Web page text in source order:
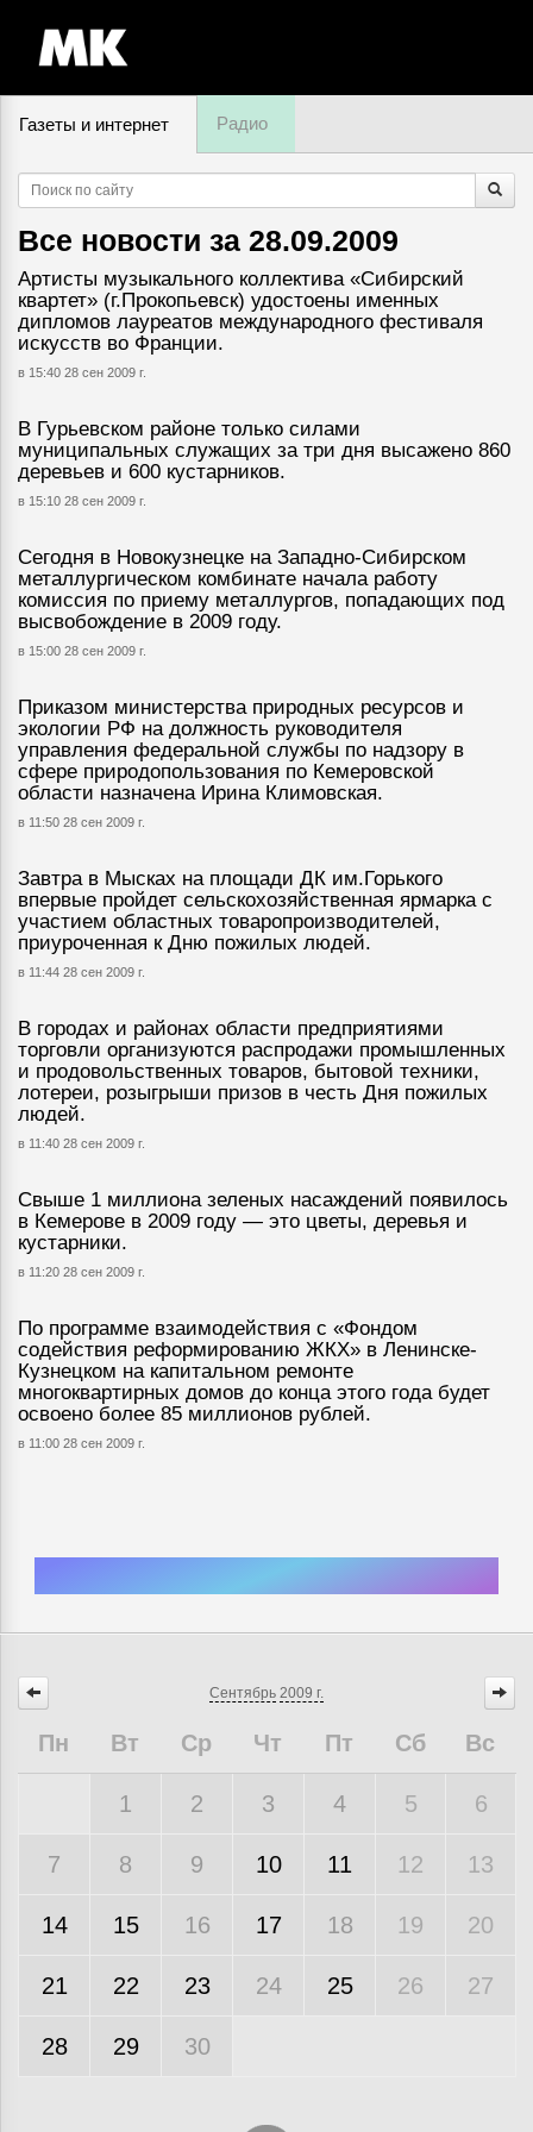
Газеты и интернет Радио
Все новости за 28.09.2009
Артисты музыкального коллектива «Сибирский
квартет» (г.Прокопьевск) удостоены именных
дипломов лауреатов международного фестиваля
искусств во Франции.
в 15:40 28 сен 2009 г.
В Гурьевском районе только силами
муниципальных служащих за три дня высажено 860
деревьев и 600 кустарников.
в 15:10 28 сен 2009 г.
Сегодня в Новокузнецке на Западно-Сибирском
металлургическом комбинате начала работу
комиссия по приему металлургов, попадающих под
высвобождение в 2009 году.
в 15:00 28 сен 2009 г.
Приказом министерства природных ресурсов и
экологии РФ на должность руководителя
управления федеральной службы по надзору в
сфере природопользования по Кемеровской
области назначена Ирина Климовская.
в 11:50 28 сен 2009 г.
Завтра в Мысках на площади ДК им.Горького
впервые пройдет сельскохозяйственная ярмарка с
участием областных товаропроизводителей,
приуроченная к Дню пожилых людей.
в 11:44 28 сен 2009 г.
В городах и районах области предприятиями
торговли организуются распродажи промышленных
и продовольственных товаров, бытовой техники,
лотереи, розыгрыши призов в честь Дня пожилых
людей.
в 11:40 28 сен 2009 г.
Свыше 1 миллиона зеленых насаждений появилось
в Кемерове в 2009 году — это цветы, деревья и
кустарники.
в 11:20 28 сен 2009 г.
По программе взаимодействия с «Фондом
содействия реформированию ЖКХ» в Ленинске-
Кузнецком на капитальном ремонте
многоквартирных домов до конца этого года будет
освоено более 85 миллионов рублей.
в 11:00 28 сен 2009 г.
Сентябрь 2009 г.
Пн Вт Ср Чт Пт Сб Вс
1 2 3 4 5 6
7 8 9 10 11 12 13
14 15 16 17 18 19 20
21 22 23 24 25 26 27
28 29 30